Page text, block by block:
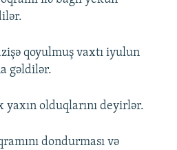
qoyulmuş vaxtı iyulun
gəldilər.
yaxın olduqlarını deyirlər.
dondurması və